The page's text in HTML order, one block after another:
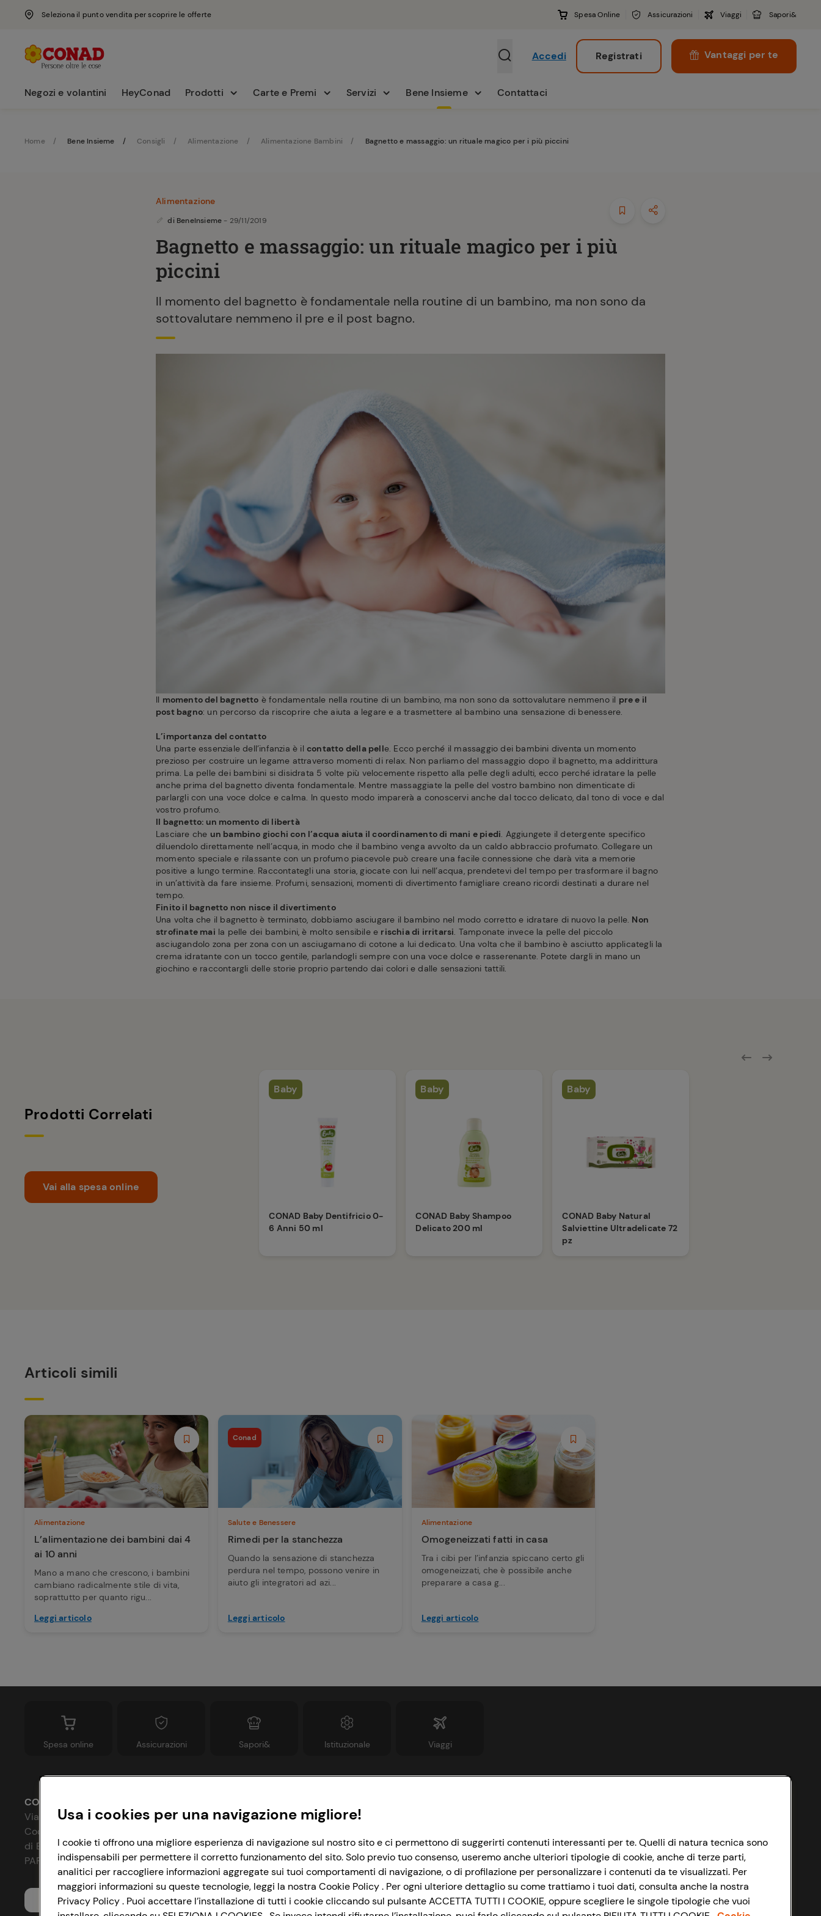
Seleziona il punto vendita per scoprire le offerte Spesa Online Assicurazioni Viaggi Sapori&
Accedi Registrati Vantaggi per te
Negozi e volantini HeyConad Prodotti Carte e Premi Servizi Bene Insieme Contattaci
Home Bene Insieme Consigli Alimentazione Alimentazione Bambini Bagnetto e massaggio: un rituale magico per i più piccini
Alimentazione
di BeneInsieme - 29/11/2019
Bagnetto e massaggio: un rituale magico per i più
piccini
Il momento del bagnetto è fondamentale nella routine di un bambino, ma non sono da
sottovalutare nemmeno il pre e il post bagno.
Il momento del bagnetto è fondamentale nella routine di un bambino, ma non sono da sottovalutare nemmeno il pre e il
post bagno: un percorso da riscoprire che aiuta a legare e a trasmettere al bambino una sensazione di benessere.
L’importanza del contatto
Una parte essenziale dell’infanzia è ilcontatto della pelle. Ecco perché il massaggio dei bambini diventa un momento
prezioso per costruire un legame attraverso momenti di relax. Non parliamo del massaggio dopo il bagnetto, ma addirittura
prima. La pelle dei bambini si disidrata 5 volte più velocemente rispetto alla pelle degli adulti, ecco perché idratare la pelle
anche prima del bagnetto diventa fondamentale. Mentre massaggiate la pelle del vostro bambino non dimenticate di
parlargli con una voce dolce e calma. In questo modo imparerà a conoscervi anche dal tocco delicato, dal tono di voce e dal
vostro profumo.
Il bagnetto: un momento di libertà
Lasciare che un bambino giochi con l’acqua aiuta il coordinamento di mani e piedi. Aggiungete il detergente specifico
diluendolo direttamente nell’acqua, in modo che il bambino venga avvolto da un caldo abbraccio profumato. Collegare un
momento speciale e rilassante con un profumo piacevole può creare una facile connessione che darà vita a memorie
positive a lungo termine. Raccontategli una storia, giocate con lui nell’acqua, prendetevi del tempo per trasformare il bagno
in un’attività da fare insieme. Profumi, sensazioni, momenti di divertimento famigliare creano ricordi destinati a durare nel
tempo.
Finito il bagnetto non nisce il divertimento
Una volta che il bagnetto è terminato, dobbiamo asciugare il bambino nel modo corretto e idratare di nuovo la pelle. Non
strofinate mai la pelle dei bambini, è molto sensibile e rischia di irritarsi. Tamponate invece la pelle del piccolo
asciugandolo zona per zona con un asciugamano di cotone a lui dedicato. Una volta che il bambino è asciutto applicategli la
crema idratante con un tocco gentile, parlandogli sempre con una voce dolce e rasserenante. Potete dargli in mano un
giochino e raccontargli delle storie proprio partendo dai colori e dalle sensazioni tattili.
Prodotti Correlati
Vai alla spesa online
Baby
CONAD Baby Dentifricio 0-
6 Anni 50 ml
Baby
CONAD Baby Shampoo
Delicato 200 ml
Baby
CONAD Baby Natural
Salviettine Ultradelicate 72
pz
Articoli simili
Alimentazione
L’alimentazione dei bambini dai 4
ai 10 anni
Mano a mano che crescono, i bambini
cambiano radicalmente stile di vita,
soprattutto per quanto rigu...
Leggi articolo
Conad
Salute e Benessere
Rimedi per la stanchezza
Quando la sensazione di stanchezza
perdura nel tempo, possono venire in
aiuto gli integratori ad azi...
Leggi articolo
Alimentazione
Omogeneizzati fatti in casa
Tra i cibi per l’infanzia spiccano certo gli
omogeneizzati, che è possibile anche
preparare a casa g...
Leggi articolo
Spesa online Assicurazioni Sapori& Istituzionale Viaggi
Cookie Policy
Impostazioni Cookie
Accessibilità
Le cooperative
News & Approfondimenti
Richiami prodotto
CONAD SOCIETÀ COOPERATIVA
Via Michelino, 59 | 40127 BOLOGNA
Codice Fiscale e Registro Imprese
di Bologna 00865960157
PARTITA IVA 03320960374
Servizio clienti
Usa i cookies per una navigazione migliore!
I cookie ti offrono una migliore esperienza di navigazione sul nostro sito e ci permettono di suggerirti contenuti interessanti per te. Quelli di natura tecnica sono
indispensabili per permettere il corretto funzionamento del sito. Solo previo tuo consenso, useremo anche ulteriori tipologie di cookie, anche di terze parti,
analitici per raccogliere informazioni aggregate sui tuoi comportamenti di navigazione, o di profilazione per personalizzare i contenuti da te visualizzati. Per
maggiori informazioni su queste tecnologie, leggi la nostra Cookie Policy . Per ogni ulteriore dettaglio su come trattiamo i tuoi dati, consulta anche la nostra
Privacy Policy . Puoi accettare l’installazione di tutti i cookie cliccando sul pulsante ACCETTA TUTTI I COOKIE, oppure scegliere le singole tipologie che vuoi